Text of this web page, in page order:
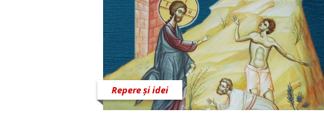
Repere și idei